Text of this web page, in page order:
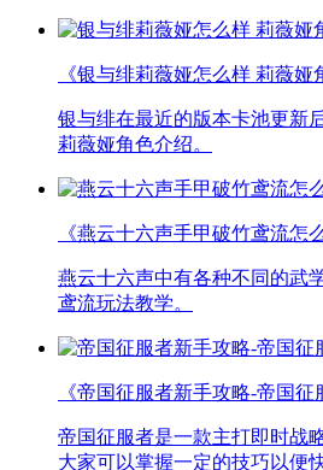
《银与绯莉薇娅怎么样 莉薇娅
银与绯在最近的版本卡池更新
莉薇娅角色介绍。
《燕云十六声手甲破竹鸢流怎
燕云十六声中有各种不同的武
鸢流玩法教学。
《帝国征服者新手攻略-帝国
帝国征服者是一款主打即时战
大家可以掌握一定的技巧以便